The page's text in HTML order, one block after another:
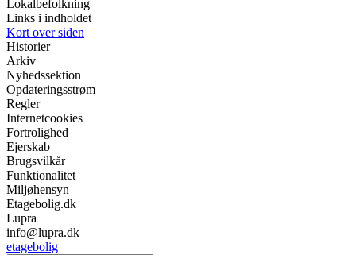
Lokalbefolkning
Links i indholdet
Kort over siden
Historier
Arkiv
Nyhedssektion
Opdateringsstrøm
Regler
Internetcookies
Fortrolighed
Ejerskab
Brugsvilkår
Funktionalitet
Miljøhensyn
Etagebolig.dk
Lupra
info@lupra.dk
etagebolig